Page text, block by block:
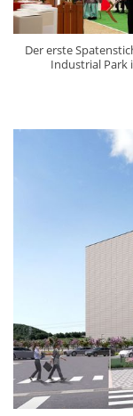
Der erste
Industrial Park